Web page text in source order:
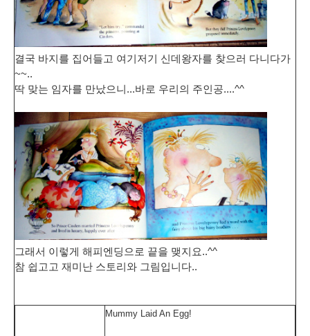
결국 바지를 집어들고 여기저기 신데왕자를 찾으러 다니다가
~~..
딱 맞는 임자를 만났으니...바로 우리의 주인공....^^
그래서 이렇게 해피엔딩으로 끝을 맺지요..^^
참 쉽고고 재미난 스토리와 그림입니다..
Mummy Laid An Egg!